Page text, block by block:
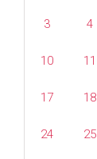
3 4
10 11
17 18
24 25